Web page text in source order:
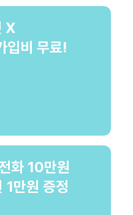
X
입비 무료!
화 10만원
1만원 증정